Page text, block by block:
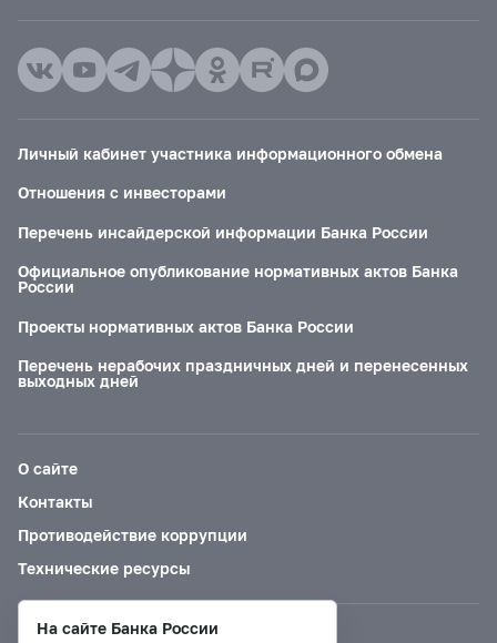
Личный кабинет участника информационного обмена
Отношения с инвесторами
Перечень инсайдерской информации Банка России
Официальное опубликование нормативных актов Банка
России
Проекты нормативных актов Банка России
Перечень нерабочих праздничных дней и перенесенных
выходных дней
О сайте
Контакты
Противодействие коррупции
Технические ресурсы
На сайте Банка России